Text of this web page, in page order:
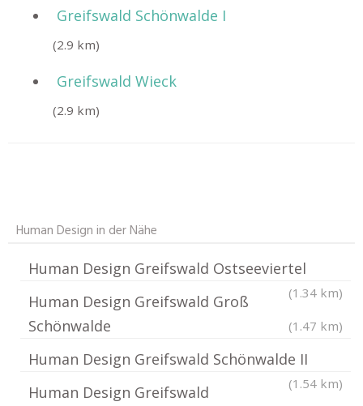
Greifswald Schönwalde I
(2.9 km)
Greifswald Wieck
(2.9 km)
Human Design in der Nähe
Human Design Greifswald Ostseeviertel
(1.34 km)
Human Design Greifswald Groß
Schönwalde
(1.47 km)
Human Design Greifswald Schönwalde II
(1.54 km)
Human Design Greifswald